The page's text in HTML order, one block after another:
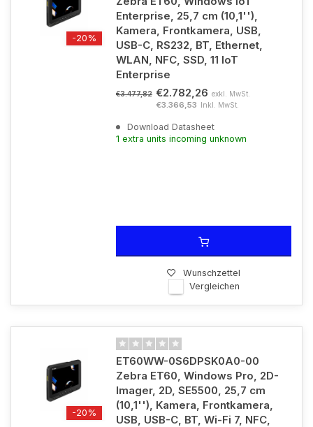
-20%
Enterprise, 25,7 cm (10,1''),
Kamera, Frontkamera, USB,
USB-C, RS232, BT, Ethernet,
WLAN, NFC, SSD, 11 IoT
Enterprise
€3.477,82 €2.782,26 exkl. MwSt.
€3.366,53 Inkl. MwSt.
Download Datasheet
1 extra units incoming unknown
Wunschzettel
Vergleichen
-20%
ET60WW-0S6DPSK0A0-00
Zebra ET60, Windows Pro, 2D-
Imager, 2D, SE5500, 25,7 cm
(10,1''), Kamera, Frontkamera,
USB, USB-C, BT, Wi-Fi 7, NFC,